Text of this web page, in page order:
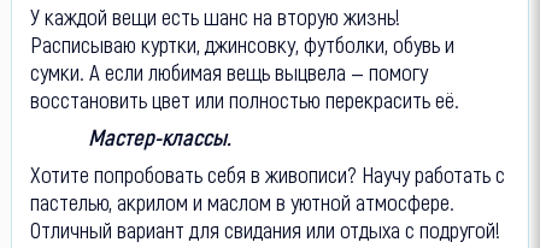
У каждой вещи есть шанс на вторую жизнь!
Расписываю куртки, джинсовку, футболки, обувь и
сумки. А если любимая вещь выцвела — помогу
восстановить цвет или полностью перекрасить её.
Мастер-классы.
Хотите попробовать себя в живописи? Научу работать с
пастелью, акрилом и маслом в уютной атмосфере.
Отличный вариант для свидания или отдыха с подругой!